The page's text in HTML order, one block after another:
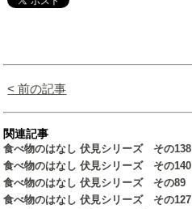
< 前の記事
関連記事
食べ物のはなし 伏見シリーズ その138
食べ物のはなし 伏見シリーズ その140
食べ物のはなし 伏見シリーズ その89
食べ物のはなし 伏見シリーズ その127